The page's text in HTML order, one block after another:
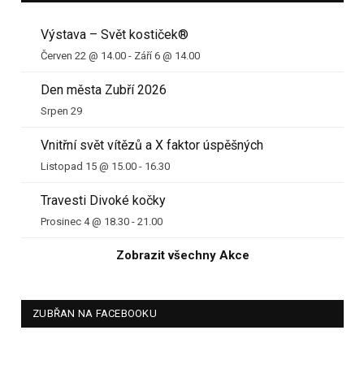
Výstava – Svět kostiček®
Červen 22 @ 14.00 - Září 6 @ 14.00
Den města Zubří 2026
Srpen 29
Vnitřní svět vítězů a X faktor úspěšných
Listopad 15 @ 15.00 - 16.30
Travesti Divoké kočky
Prosinec 4 @ 18.30 - 21.00
Zobrazit všechny Akce
ZUBŘAN NA FACEBOOKU